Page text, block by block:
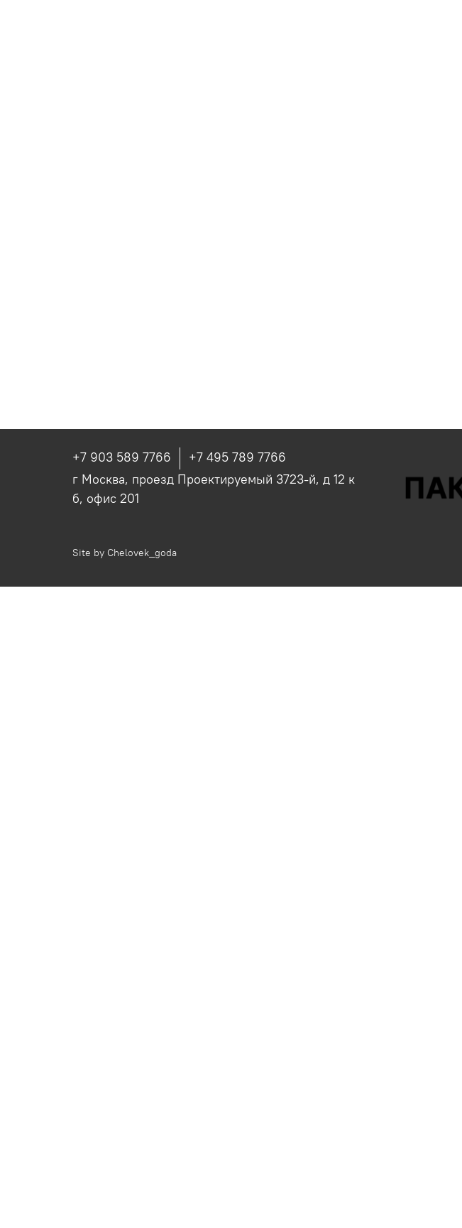
+7 903 589 7766
+7 495 789 7766
г Москва, проезд Проектируемый 3723-й, д 12 к
б, офис 201
Site by Chelovek_goda